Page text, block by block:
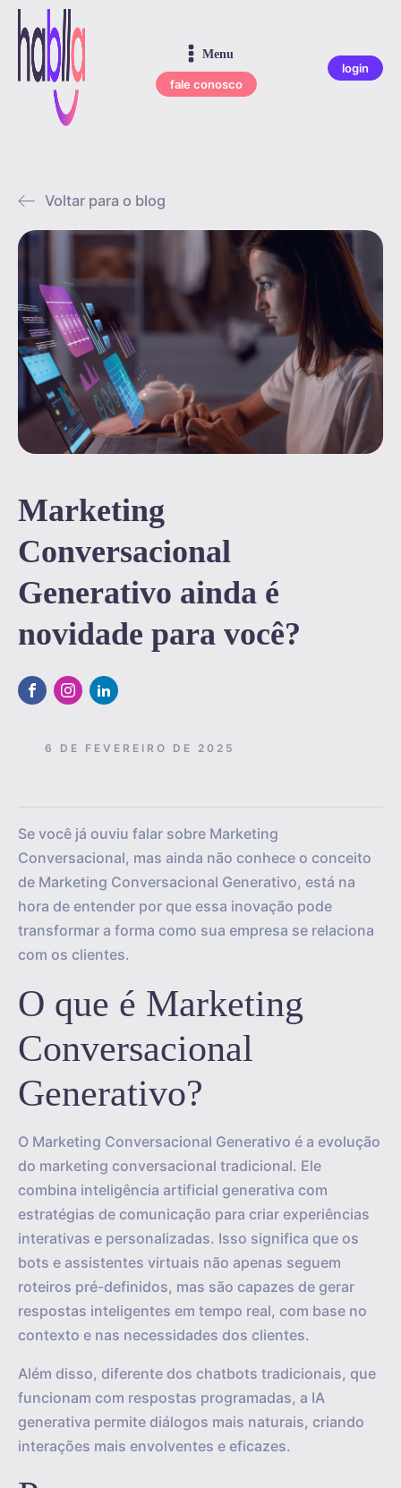
Menu
fale conosco
login
Voltar para o blog
Marketing
Conversacional
Generativo ainda é
novidade para você?
6 DE FEVEREIRO DE 2025
Se você já ouviu falar sobre Marketing
Conversacional, mas ainda não conhece o conceito
de Marketing Conversacional Generativo, está na
hora de entender por que essa inovação pode
transformar a forma como sua empresa se relaciona
com os clientes.
O que é Marketing
Conversacional
Generativo?
O Marketing Conversacional Generativo é a evolução
do marketing conversacional tradicional. Ele
combina inteligência artificial generativa com
estratégias de comunicação para criar experiências
interativas e personalizadas. Isso significa que os
bots e assistentes virtuais não apenas seguem
roteiros pré-definidos, mas são capazes de gerar
respostas inteligentes em tempo real, com base no
contexto e nas necessidades dos clientes.
Além disso, diferente dos chatbots tradicionais, que
funcionam com respostas programadas, a IA
generativa permite diálogos mais naturais, criando
interações mais envolventes e eficazes.